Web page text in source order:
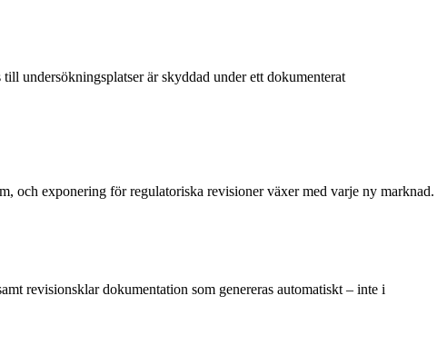
undersökningsplatser är skyddad under ett dokumenterat
och exponering för regulatoriska revisioner växer med varje ny marknad.
revisionsklar dokumentation som genereras automatiskt – inte i